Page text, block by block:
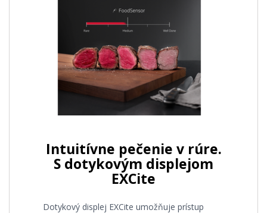
Intuitívne pečenie v rúre.
S dotykovým displejom
EXCite
Dotykový displej EXCite umožňuje prístup